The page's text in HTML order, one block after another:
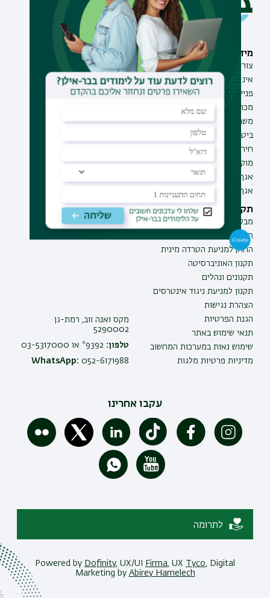
מידע וסיוע
צור קשר
אינ-בר מידע אישי לסטודנט
פנייה למנהל האתר
מכרזים
משרות בבר-אילן
ביטחון ובטיחות
חירום ועזרה ראשונה
מוקד בקרה לדיווחים
אגף התקשוב
אגף התפעול
תחומי לימוד
תואר ראשון
תואר שני
תואר שלישי
תוכניות העשרה
תקנות וביקורת
מבקר האוניברסיטה
חוק חופש המידע
החוק למניעת הטרדה מינית
תקנון האוניברסיטה
תקנונים ונהלים
תקנון למניעת ניגוד אינטרסים
הצהרת נגישות
הגנת הפרטיות
תנאי שימוש באתר
שימוש נאות במערכות המחשוב
מדיניות פרטיות מלגות
מקס ואנה ווב, רמת-גן
5290002
טלפון: 9392* או 03-5317000
WhatsApp: 052-6171988
עקבו אחרינו
לתרומה
Powered by Dofinity, UX/UI Firma, UX Tyco, Digital
Marketing by Abirey Hamelech